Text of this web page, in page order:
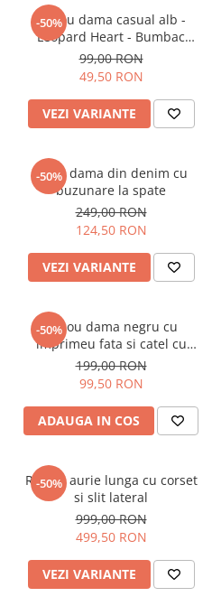
-50%
Tricou dama casual alb -
Leopard Heart - Bumbac
Organic
99,00 RON
49,50 RON
VEZI VARIANTE
-50%
Blugi dama din denim cu
buzunare la spate
249,00 RON
124,50 RON
VEZI VARIANTE
-50%
Tricou dama negru cu
imprimeu fata si catel cu
ochelari
199,00 RON
99,50 RON
ADAUGA IN COS
-50%
Rochie aurie lunga cu corset
si slit lateral
999,00 RON
499,50 RON
VEZI VARIANTE